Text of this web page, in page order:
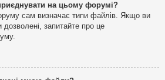
на цьому форумі?
сам визначає типи файлів. Якщо ви
запитайте про це